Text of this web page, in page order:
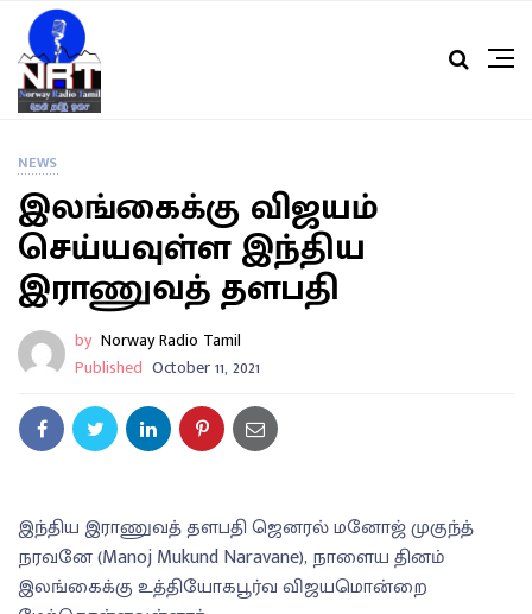
NEWS
இலங்கைக்கு விஜயம்
செய்யவுள்ள இந்திய
இராணுவத் தளபதி
by Norway Radio Tamil
Published October 11, 2021
இந்திய இராணுவத் தளபதி ஜெனரல் மனோஜ் முகுந்த்
நரவனே (Manoj Mukund Naravane), நாளைய தினம்
இலங்கைக்கு உத்தியோகபூர்வ விஜயமொன்றை